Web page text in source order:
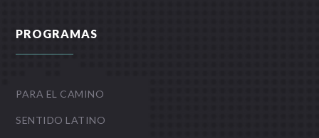
PROGRAMAS
PARA EL CAMINO
SENTIDO LATINO